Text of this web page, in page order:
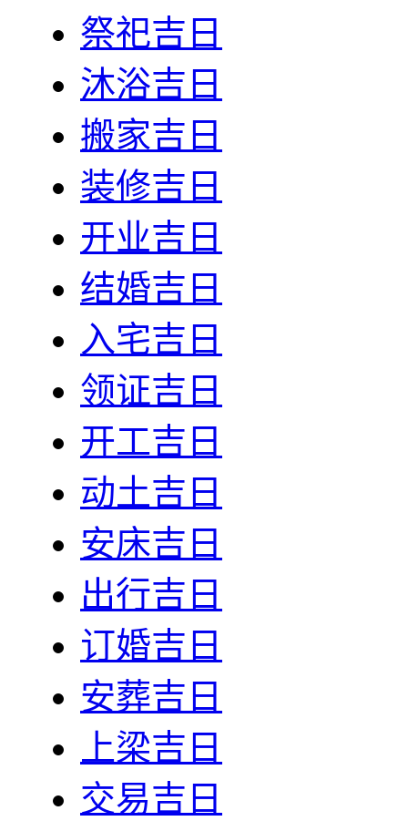
祭祀吉日
沐浴吉日
搬家吉日
装修吉日
开业吉日
结婚吉日
入宅吉日
领证吉日
开工吉日
动土吉日
安床吉日
出行吉日
订婚吉日
安葬吉日
上梁吉日
交易吉日